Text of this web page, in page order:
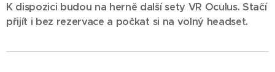
K dispozici budou na herně další sety VR Oculus. Stačí
přijít i bez rezervace a počkat si na volný headset.